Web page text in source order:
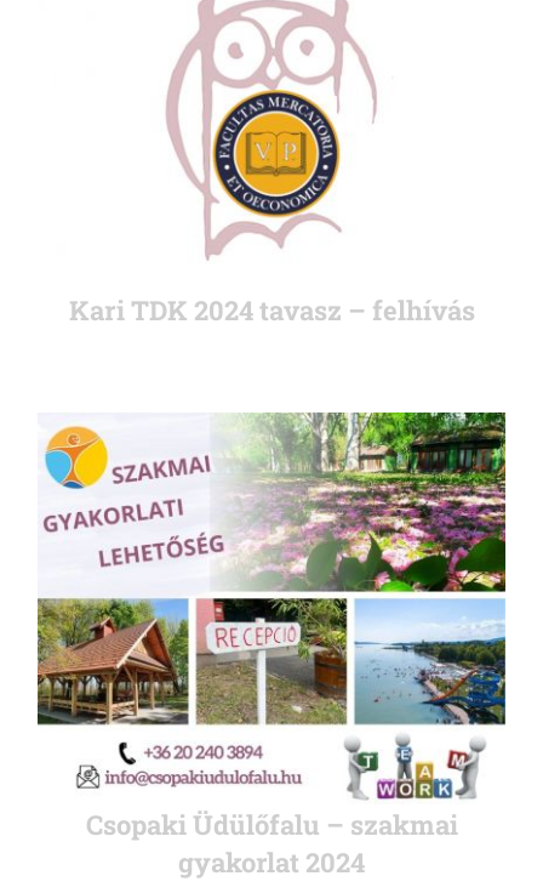
Kari TDK 2024 tavasz – felhívás
Csopaki Üdülőfalu – szakmai
gyakorlat 2024